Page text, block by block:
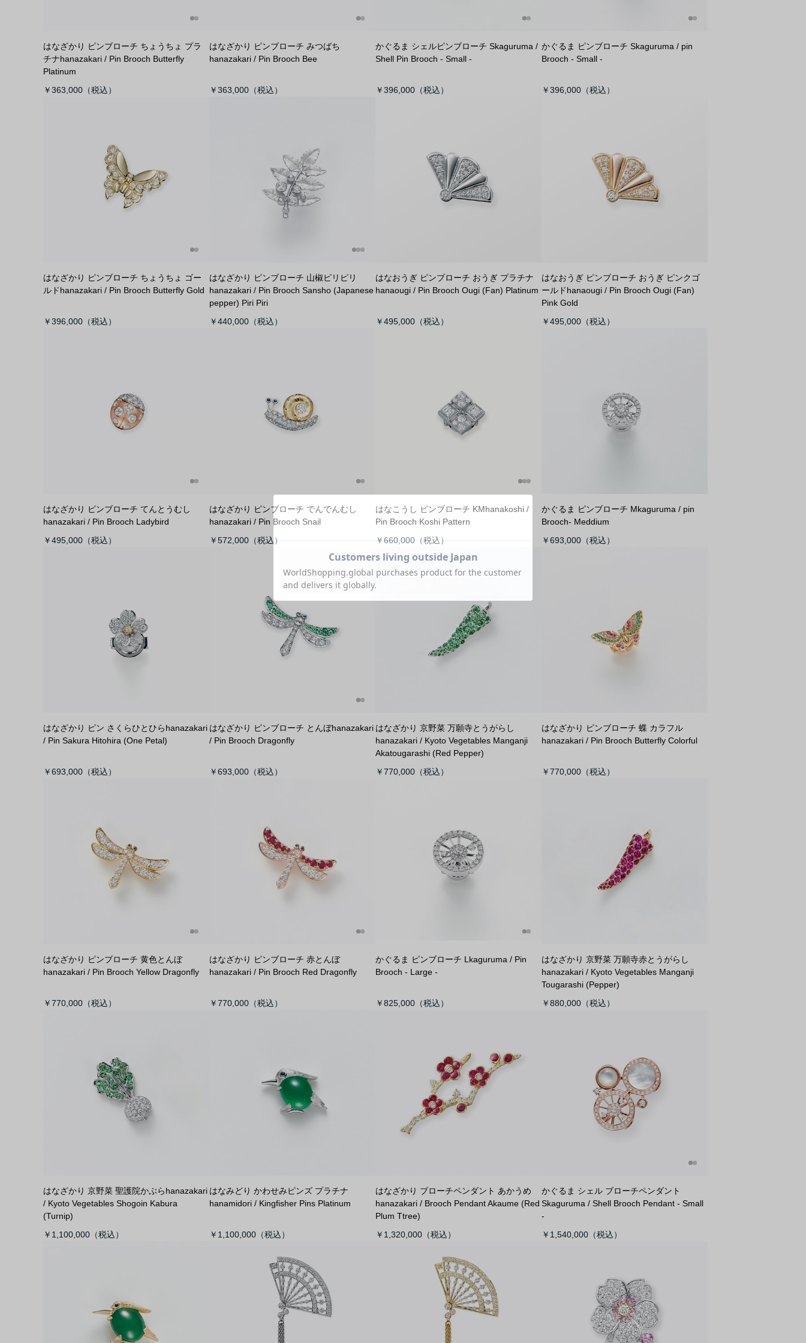
はなざかり ピンブローチ ちょうちょ プラ
チナhanazakari / Pin Brooch Butterfly
Platinum
￥363,000
はなざかり ピンブローチ みつばち
hanazakari / Pin Brooch Bee
￥363,000
かぐるま シェルピンブローチ Skaguruma /
Shell Pin Brooch - Small -
￥396,000
かぐるま ピンブローチ Skaguruma / pin
Brooch - Small -
￥396,000
はなざかり ピンブローチ ちょうちょ ゴー
ルドhanazakari / Pin Brooch Butterfly Gold
￥396,000
はなざかり ピンブローチ 山椒ピリピリ
hanazakari / Pin Brooch Sansho (Japanese
pepper) Piri Piri
￥440,000
はなおうぎ ピンブローチ おうぎ プラチナ
hanaougi / Pin Brooch Ougi (Fan) Platinum
￥495,000
はなおうぎ ピンブローチ おうぎ ピンクゴ
ールドhanaougi / Pin Brooch Ougi (Fan)
Pink Gold
￥495,000
はなざかり ピンブローチ てんとうむし
hanazakari / Pin Brooch Ladybird
￥495,000
はなざかり ピンブローチ でんでんむし
hanazakari / Pin Brooch Snail
￥572,000
はなこうし ピンブローチ KMhanakoshi /
Pin Brooch Koshi Pattern
￥660,000
かぐるま ピンブローチ Mkaguruma / pin
Brooch- Meddium
￥693,000
はなざかり ピン さくらひとひらhanazakari
/ Pin Sakura Hitohira (One Petal)
￥693,000
はなざかり ピンブローチ とんぼhanazakari
/ Pin Brooch Dragonfly
￥693,000
はなざかり 京野菜 万願寺とうがらし
hanazakari / Kyoto Vegetables Manganji
Akatougarashi (Red Pepper)
￥770,000
はなざかり ピンブローチ 蝶 カラフル
hanazakari / Pin Brooch Butterfly Colorful
￥770,000
はなざかり ピンブローチ 黄色とんぼ
hanazakari / Pin Brooch Yellow Dragonfly
￥770,000
はなざかり ピンブローチ 赤とんぼ
hanazakari / Pin Brooch Red Dragonfly
￥770,000
かぐるま ピンブローチ L kaguruma / Pin
Brooch - Large -
￥825,000
はなざかり 京野菜 万願寺赤とうがらし
hanazakari / Kyoto Vegetables Manganji
Tougarashi (Pepper)
￥880,000
はなざかり 京野菜 聖護院かぶらhanazakari
/ Kyoto Vegetables Shogoin Kabura
(Turnip)
￥1,100,000
はなみどり かわせみピンズ プラチナ
hanamidori / Kingfisher Pins Platinum
￥1,100,000
はなざかり ブローチペンダント あかうめ
hanazakari / Brooch Pendant Akaume (Red
Plum Ttree)
￥1,320,000
かぐるま シェル ブローチペンダント
Skaguruma / Shell Brooch Pendant - Small
-
￥1,540,000